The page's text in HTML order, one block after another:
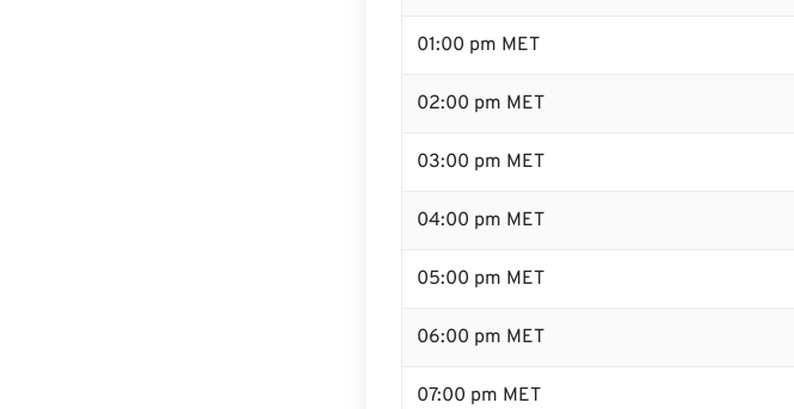
01:00 pm MET
02:00 pm MET
03:00 pm MET
04:00 pm MET
05:00 pm MET
06:00 pm MET
07:00 pm MET